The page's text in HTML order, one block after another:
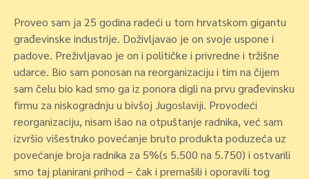
Proveo sam ja 25 godina radeći u tom hrvatskom gigantu
građevinske industrije. Doživljavao je on svoje uspone i
padove. Preživljavao je on i političke i privredne i tržišne
udarce. Bio sam ponosan na reorganizaciju i tim na čijem
sam čelu bio kad smo ga iz ponora digli na prvu građevinsku
firmu za niskogradnju u bivšoj Jugoslaviji. Provodeći
reorganizaciju, nisam išao na otpuštanje radnika, već sam
izvršio višestruko povećanje bruto produkta poduzeća uz
povećanje broja radnika za 5%(s 5.500 na 5.750) i ostvarili
smo taj planirani prihod – čak i premašili i oporavili tog